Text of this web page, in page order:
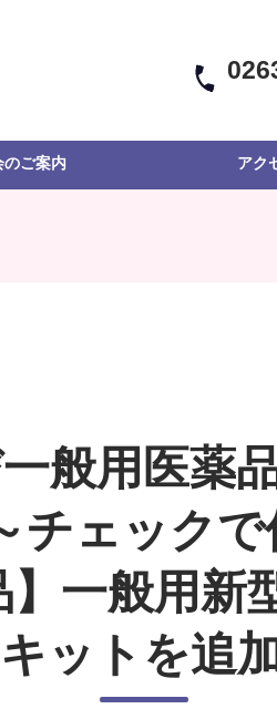
のご案内 アク
般用医薬
チェックで
】一般用新
ットを追